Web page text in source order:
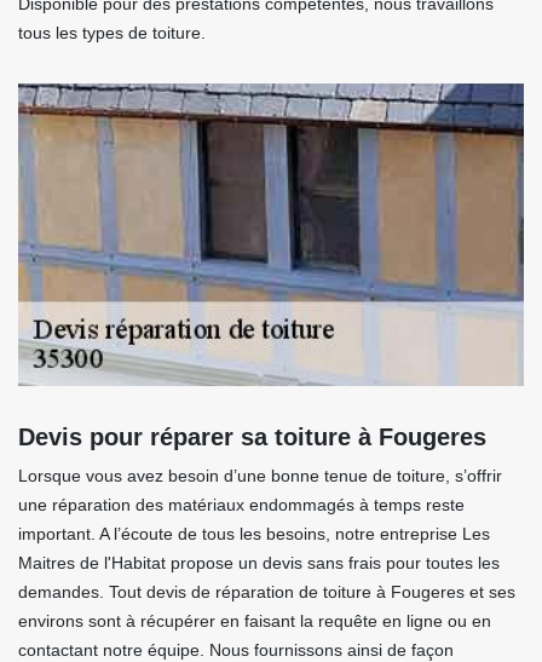
tous les types de toiture.
Devis pour réparer sa toiture à Fougeres
Lorsque vous avez besoin d’une bonne tenue de toiture, s’offrir
une réparation des matériaux endommagés à temps reste
important. A l’écoute de tous les besoins, notre entreprise Les
Maitres de l'Habitat propose un devis sans frais pour toutes les
demandes. Tout devis de réparation de toiture à Fougeres et ses
environs sont à récupérer en faisant la requête en ligne ou en
contactant notre équipe. Nous fournissons ainsi de façon